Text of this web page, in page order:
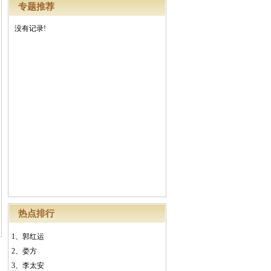
专题推荐
没有记录!
热点排行
1、 郭红运
2、 娄方
3、 李太安